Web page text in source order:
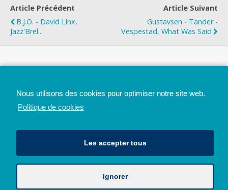
Article Précédent
B.J.O. - David Linx,
Jazz'Brel...
Article Suivant
Gustavsen - Tander -
Vespestad, What Was Said
Avec le soutien de la Province de Liège
Nous utilisons des cookies pour optimiser notre site web.
Politique de cookies
Les accepter tous
Ignorer